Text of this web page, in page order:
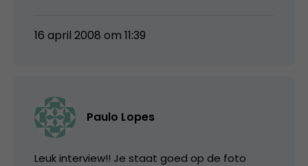
16 april 2008 om 11:39
Paulo Lopes
Leuk interview!! Je staat goed op de foto